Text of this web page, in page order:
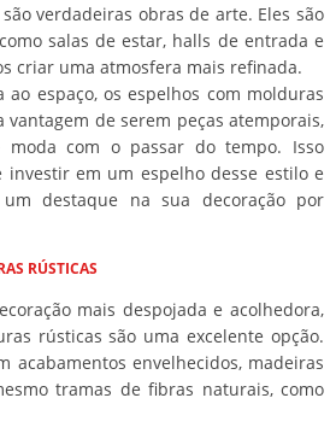
verdadeiras obras de arte. Eles são
salas de estar, halls de entrada e
criar uma atmosfera mais refinada.
ao espaço, os espelhos com molduras
vantagem de serem peças atemporais,
com o passar do tempo. Isso
investir em um espelho desse estilo e
destaque na sua decoração por
RÚSTICAS
mais despojada e acolhedora,
rústicas são uma excelente opção.
acabamentos envelhecidos, madeiras
tramas de fibras naturais, como